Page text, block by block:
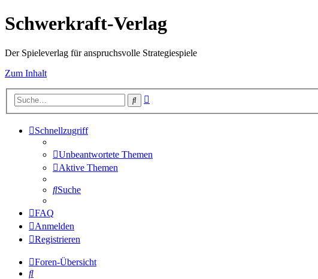
Schwerkraft-Verlag
Der Spieleverlag für anspruchsvolle Strategiespiele
Zum Inhalt
Suche
Schnellzugriff
Unbeantwortete Themen
Aktive Themen
Suche
FAQ
Anmelden
Registrieren
Foren-Übersicht
Suche